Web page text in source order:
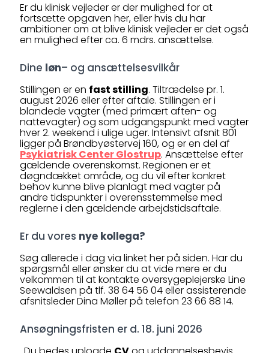
Er du klinisk vejleder er der mulighed for at
fortsætte opgaven her, eller hvis du har
ambitioner om at blive klinisk vejleder er det også
en mulighed efter ca. 6 mdrs. ansættelse.
Dine løn– og ansættelsesvilkår
Stillingen er en fast stilling. Tiltrædelse pr. 1.
august 2026 eller efter aftale. Stillingen er i
blandede vagter (med primært aften- og
nattevagter) og som udgangspunkt med vagter
hver 2. weekend i ulige uger. Intensivt afsnit 801
ligger på Brøndbyøstervej 160, og er en del af
Psykiatrisk Center Glostrup. Ansættelse efter
gældende overenskomst. Regionen er et
døgndækket område, og du vil efter konkret
behov kunne blive planlagt med vagter på
andre tidspunkter i overensstemmelse med
reglerne i den gældende arbejdstidsaftale.
Er du vores nye kollega?
Søg allerede i dag via linket her på siden. Har du
spørgsmål eller ønsker du at vide mere er du
velkommen til at kontakte oversygeplejerske Line
Seewaldsen på tlf. 38 64 56 04 eller assisterende
afsnitsleder Dina Møller på telefon 23 66 88 14.
Ansøgningsfristen er d. 18. juni 2026